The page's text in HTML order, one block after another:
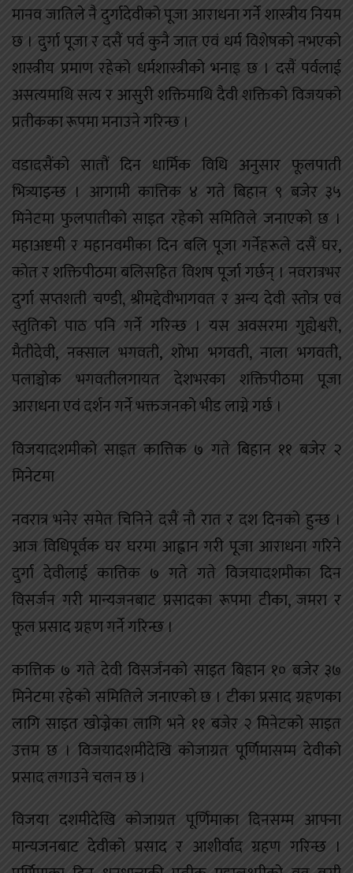
मानव जातिले नै दुर्गादेवीको पूजा आराधना गर्ने शास्त्रीय नियम
छ । दुर्गा पूजा र दसैं पर्व कुनै जात एवं धर्म विशेषको नभएको
शास्त्रीय प्रमाण रहेको धर्मशास्त्रीको भनाइ छ । दसैं पर्वलाई
असत्यमाथि सत्य र आसुरी शक्तिमाथि दैवी शक्तिको विजयको
प्रतीकका रूपमा मनाउने गरिन्छ ।
वडादसैंको सातौं दिन धार्मिक विधि अनुसार फूलपाती
भित्र्याइन्छ । आगामी कात्तिक ४ गते बिहान ९ बजेर ३५
मिनेटमा फुलपातीको साइत रहेको समितिले जनाएको छ ।
महाअष्टमी र महानवमीका दिन बलि पूजा गर्नेहरूले दसैं घर,
कोत र शक्तिपीठमा बलिसहित विशष पूर्जा गर्छन् । नवरात्रभर
दुर्गा सप्तशती चण्डी, श्रीमद्देवीभागवत र अन्य देवी स्तोत्र एवं
स्तुतिको पाठ पनि गर्ने गरिन्छ । यस अवसरमा गुह्येश्वरी,
मैतीदेवी, नक्साल भगवती, शोभा भगवती, नाला भगवती,
पलाञ्चोक भगवतीलगायत देशभरका शक्तिपीठमा पूजा
आराधना एवं दर्शन गर्ने भक्तजनको भीड लाग्ने गर्छ ।
विजयादशमीको साइत कात्तिक ७ गते बिहान ११ बजेर २
मिनेटमा
नवरात्र भनेर समेत चिनिने दसैं नौ रात र दश दिनको हुन्छ ।
आज विधिपूर्वक घर घरमा आह्वान गरी पूजा आराधना गरिने
दुर्गा देवीलाई कात्तिक ७ गते गते विजयादशमीका दिन
विसर्जन गरी मान्यजनबाट प्रसादका रूपमा टीका, जमरा र
फूल प्रसाद ग्रहण गर्ने गरिन्छ ।
कात्तिक ७ गते देवी विसर्जनको साइत बिहान १० बजेर ३७
मिनेटमा रहेको समितिले जनाएको छ । टीका प्रसाद ग्रहणका
लागि साइत खोज्नेका लागि भने ११ बजेर २ मिनेटको साइत
उत्तम छ । विजयादशमीदेखि कोजाग्रत पूर्णिमासम्म देवीको
प्रसाद लगाउने चलन छ ।
विजया दशमीदेखि कोजाग्रत पूर्णिमाका दिनसम्म आफ्ना
मान्यजनबाट देवीको प्रसाद र आशीर्वाद ग्रहण गरिन्छ ।